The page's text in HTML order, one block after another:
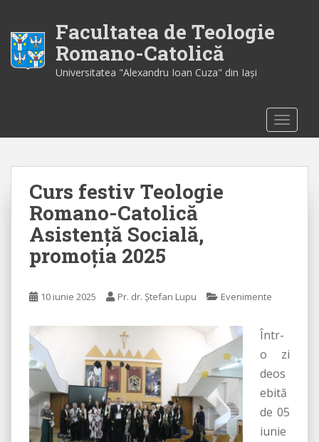
i
Facultatea de Teologie
Romano-Catolică
Universitatea "Alexandru Ioan Cuza" din Iaşi
Curs festiv Teologie
Romano-Catolică
Asistență Socială,
promoția 2025
10 iunie 2025 Pr. dr. Ștefan Lupu Evenimente
Într-
o zi
deos
ebită
de 05
iunie